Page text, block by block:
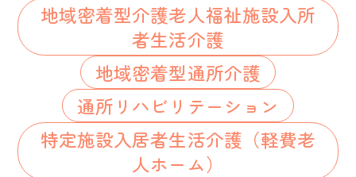
地域密着型介護老人福祉施設入所
者生活介護
地域密着型通所介護
通所リハビリテーション
特定施設入居者生活介護（軽費老
人ホーム）